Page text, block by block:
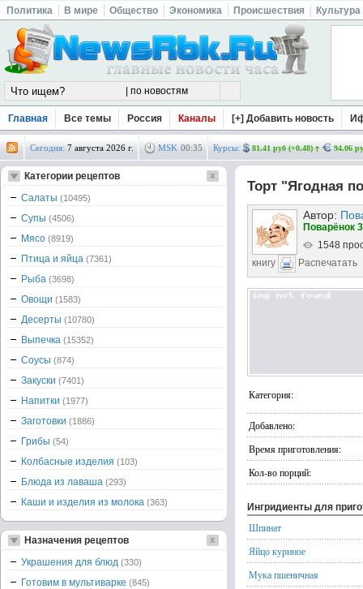
Политика В мире Общество Экономика Происшествия Культура
Главная Все темы Россия Каналы [+] Добавить новость
Сегодня: 7 августа 2026 г. MSK 00:35 Курсы: 81.41 руб (+0.48) 94.06
Торт "Ягодная
Автор:
Поварёнок
1548
книгу
Распечатать
Категория:
Добавлено:
Время приготовления:
Кол-во порций:
Ингридиенты для
Шпинат
Яйцо куриное
Мука пшеничная
Категории рецептов
Салаты (10495)
Супы (4506)
Мясо (8919)
Птица и яйца (7361)
Рыба (3698)
Овощи (1583)
Десерты (10780)
Выпечка (15352)
Соусы (874)
Закуски (7401)
Напитки (1977)
Заготовки (1886)
Грибы (54)
Колбасные изделия (103)
Блюда из лаваша (293)
Каши и изделия из молока (363)
Назначения рецептов
Украшения для блюд (330)
Готовим в мультиварке (845)